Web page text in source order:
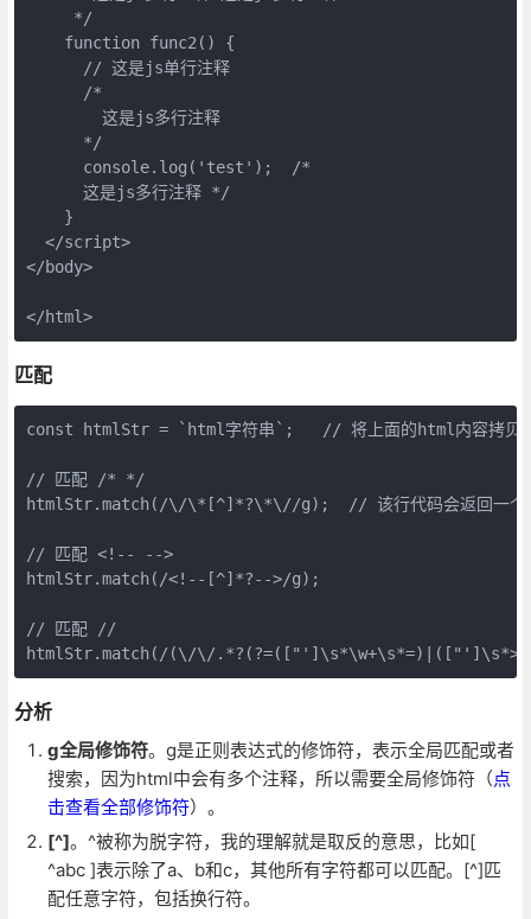
     */
    function func2() {
      // 这是js单行注释
      /*
        这是js多行注释
      */
      console.log('test');  /*
      这是js多行注释 */
    }
  </script>
</body>
</html>
匹配
const htmlStr = `html字符串`;   // 将上面的html内容拷贝于
// 匹配 /* */
htmlStr.match(/\/\*[^]*?\*\//g);  // 该行代码会返回一个数组，
// 匹配 <!-- -->
htmlStr.match(/<!--[^]*?-->/g);
// 匹配 //
分析
g全局修饰符。g是正则表达式的修饰符，表示全局匹配或者
搜索，因为html中会有多个注释，所以需要全局修饰符（点
击查看全部修饰符）。
[^]。^被称为脱字符，我的理解就是取反的意思，比如[
^abc ]表示除了a、b和c，其他所有字符都可以匹配。[^]匹
配任意字符，包括换行符。